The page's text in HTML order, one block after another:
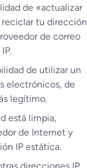
de «actualizar
tu dirección
de correo
de utilizar un
electrónicos, de
legítimo.
está limpia,
de Internet y
IP estática.